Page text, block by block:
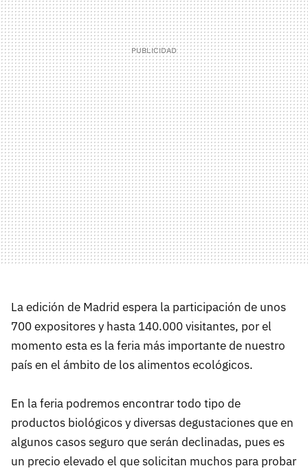
La edición de Madrid espera la participación de unos
700 expositores y hasta 140.000 visitantes, por el
momento esta es la feria más importante de nuestro
país en el ámbito de los alimentos ecológicos.
En la feria podremos encontrar todo tipo de
productos biológicos y diversas degustaciones que en
algunos casos seguro que serán declinadas, pues es
un precio elevado el que solicitan muchos para probar